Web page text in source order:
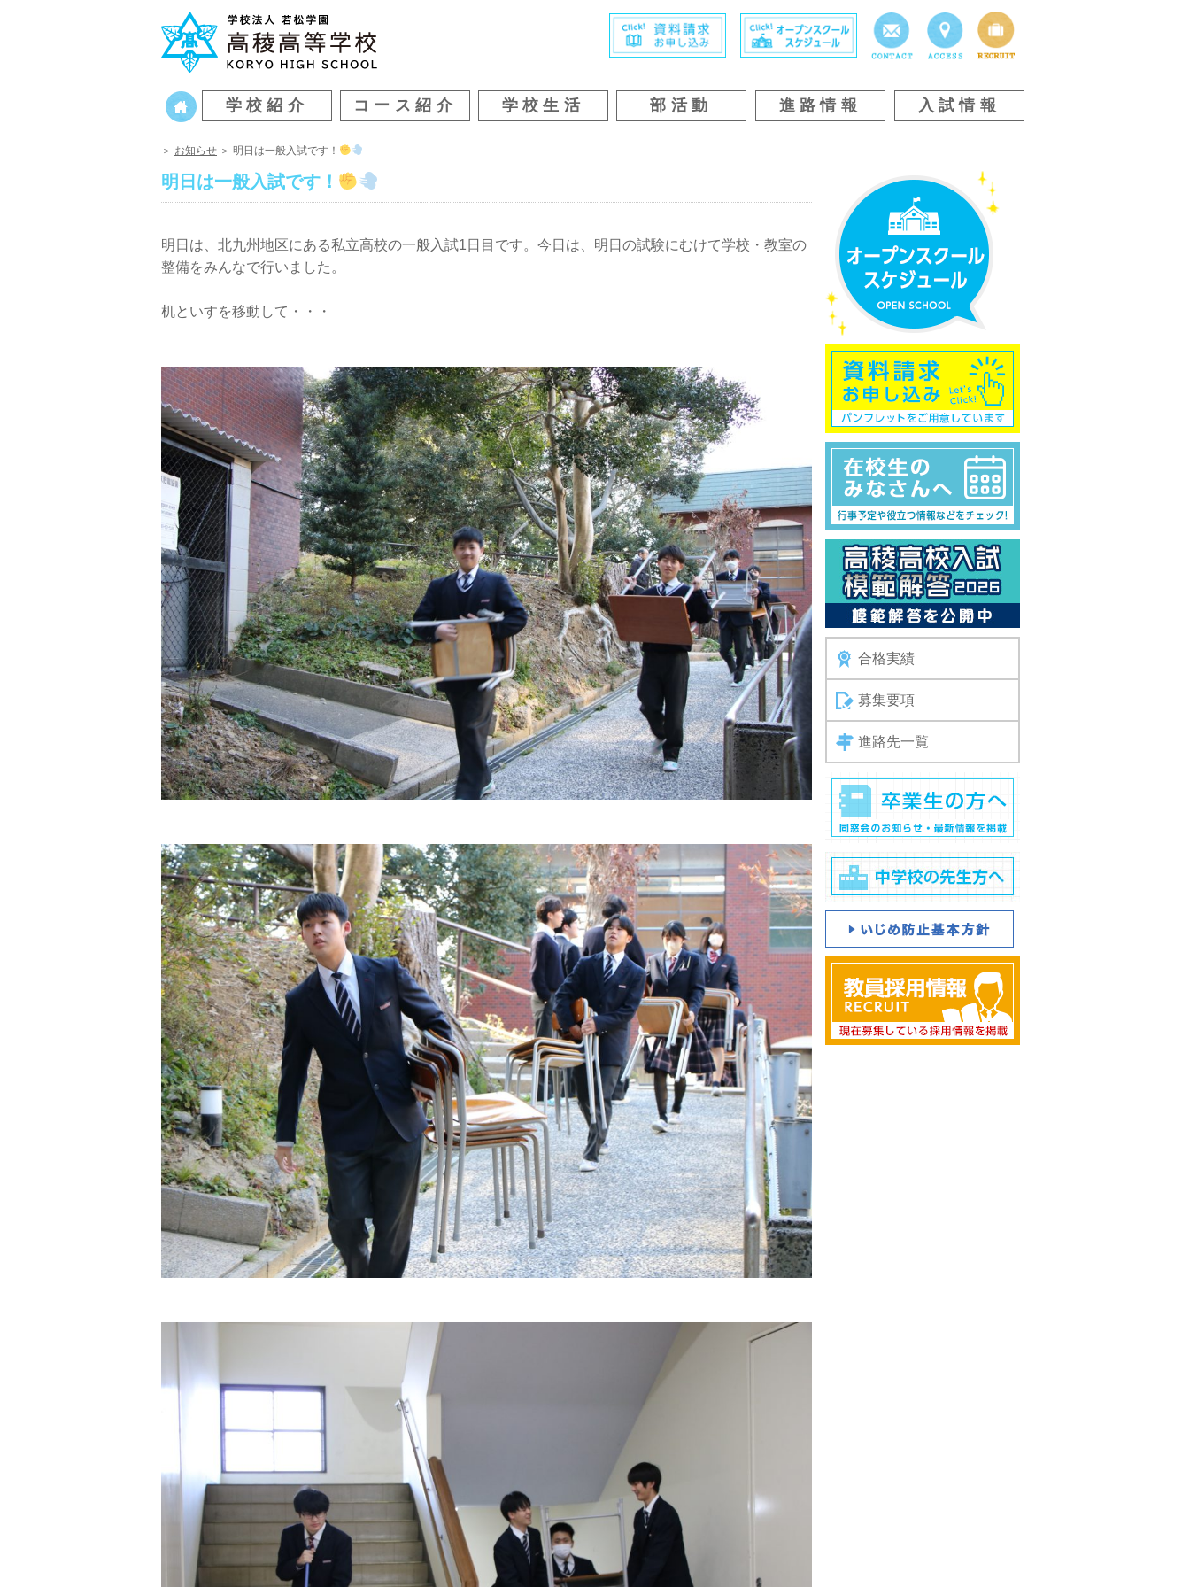
学校紹介 コース紹介 学校生活 部活動 進路情報 入試情報
＞ お知らせ ＞ 明日は一般入試です！
明日は一般入試です！
明日は、北九州地区にある私立高校の一般入試1日目です。今日は、明日の試験にむけて学校・教室の
整備をみんなで行いました。
机といすを移動して・・・
合格実績
募集要項
進路先一覧